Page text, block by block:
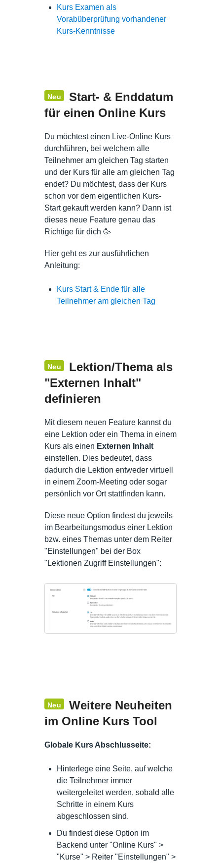
Kurs Examen als
Vorabüberprüfung vorhandener
Kurs-Kenntnisse
Neu
Start- & Enddatum
für einen Online Kurs
Du möchtest einen Live-Online Kurs
durchführen, bei welchem alle
Teilnehmer am gleichen Tag starten
und der Kurs für alle am gleichen Tag
endet? Du möchtest, dass der Kurs
schon vor dem eigentlichen Kurs-
Start gekauft werden kann? Dann ist
dieses neue Feature genau das
Richtige für dich 🥳
Hier geht es zur ausführlichen
Anleitung:
Kurs Start & Ende für alle
Teilnehmer am gleichen Tag
Neu
Lektion/Thema als
"Externen Inhalt"
definieren
Mit diesem neuen Feature kannst du
eine Lektion oder ein Thema in einem
Kurs als einen Externen Inhalt
einstellen. Dies bedeutet, dass
dadurch die Lektion entweder virtuell
in einem Zoom-Meeting oder sogar
persönlich vor Ort stattfinden kann.
Diese neue Option findest du jeweils
im Bearbeitungsmodus einer Lektion
bzw. eines Themas unter dem Reiter
"Einstellungen" bei der Box
"Lektionen Zugriff Einstellungen":
Neu
Weitere Neuheiten
im Online Kurs Tool
Globale Kurs Abschlusseite:
Hinterlege eine Seite, auf welche
die Teilnehmer immer
weitergeleitet werden, sobald alle
Schritte in einem Kurs
abgeschlossen sind.
Du findest diese Option im
Backend unter "Online Kurs" >
"Kurse" > Reiter "Einstellungen" >